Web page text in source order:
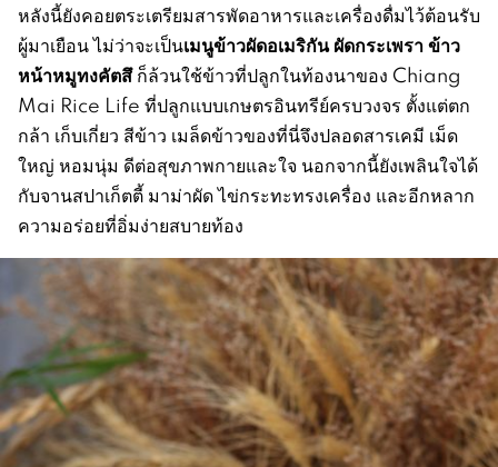
หลังนี้ยังคอยตระเตรียมสารพัดอาหารและเครื่องดื่มไว้ต้อนรับ
ผู้มาเยือน ไม่ว่าจะเป็นเมนูข้าวผัดอเมริกัน ผัดกระเพรา ข้าว
หน้าหมูทงคัตสึก็ล้วนใช้ข้าวที่ปลูกในท้องนาของ Chiang
Mai Rice Life ที่ปลูกแบบเกษตรอินทรีย์ครบวงจร ตั้งแต่ตก
กล้า เก็บเกี่ยว สีข้าว เมล็ดข้าวของที่นี่จึงปลอดสารเคมี เม็ด
ใหญ่ หอมนุ่ม ดีต่อสุขภาพกายและใจ นอกจากนี้ยังเพลินใจได้
กับจานสปาเก็ตตี้ มาม่าผัด ไข่กระทะทรงเครื่อง และอีกหลาก
ความอร่อยที่อิ่มง่ายสบายท้อง